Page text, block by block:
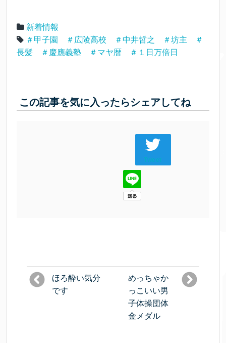
新着情報
＃甲子園 ＃広陵高校 ＃中井哲之 ＃坊主 ＃
長髪 ＃慶應義塾 ＃マヤ暦 ＃１日万倍日
この記事を気に入ったらシェアしてね
Tweet
ほろ酔い気分
です
めっちゃか
っこいい男
子体操団体
金メダル